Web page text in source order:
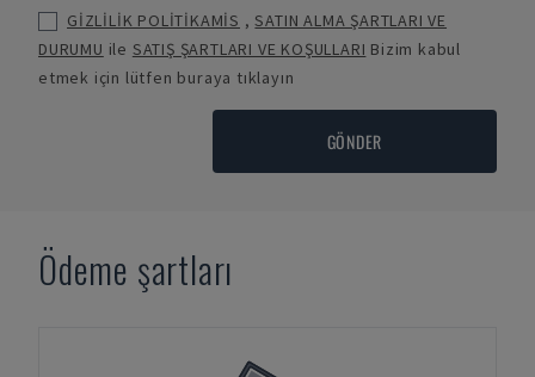
GİZLİLİK POLİTİKAMİS ,SATIN ALMA ŞARTLARI VE
DURUMU ile SATIŞ ŞARTLARI VE KOŞULLARI Bizim kabul
etmek için lütfen buraya tıklayın
GÖNDER
Ödeme şartları